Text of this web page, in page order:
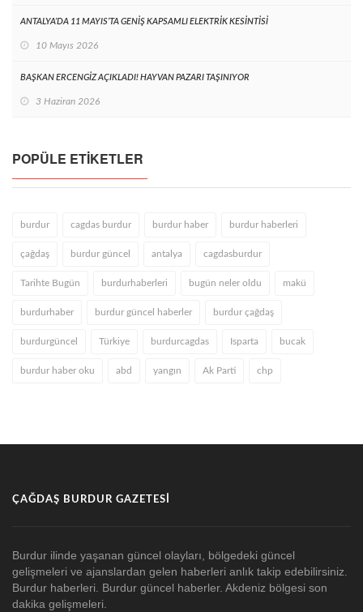
ANTALYA’DA 11 MAYIS’TA GENİŞ KAPSAMLI ELEKTRİK KESİNTİSİ
10 Mayıs 2026
BAŞKAN ERCENGİZ AÇIKLADI! HAYVAN PAZARI TAŞINIYOR
3 Haziran 2026
POPÜLE ETIKETLER
burdur cagdas burdur burdur haber burdur haberleri
çağdaş burdur güncel antalya cagdasburdur
Tarihte Bugün burdurhaberleri bugün neler oldu makü
burdurhaber burdur güncel haberler burdur çağdaş
burdurgüncel Türkiye burdurcagdas Isparta bucak
burdur haber oku abd yangın Ak Parti chp
ÇAĞDAŞ BURDUR GAZETESI
Burdur ilinde yaşanan güncel olayları, bölgedeki güncel
gelişmeleri ve ajanslardan gelen haberleri anlık takip edebilirsiniz.
Burdur haberleri. Burdur güncel haberler. Akdeniz bölgesi son
dakika gelişmeleri.